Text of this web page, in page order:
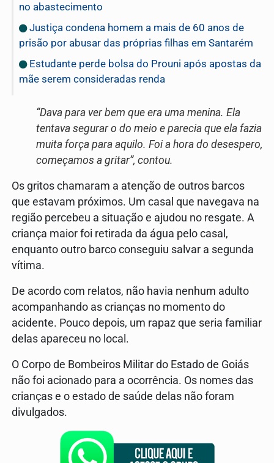
no abastecimento
Justiça condena homem a mais de 60 anos de
prisão por abusar das próprias filhas em Santarém
Estudante perde bolsa do Prouni após apostas da
mãe serem consideradas renda
“Dava para ver bem que era uma menina. Ela
tentava segurar o do meio e parecia que ela fazia
muita força para aquilo. Foi a hora do desespero,
começamos a gritar”, contou.
Os gritos chamaram a atenção de outros barcos
que estavam próximos. Um casal que navegava na
região percebeu a situação e ajudou no resgate. A
criança maior foi retirada da água pelo casal,
enquanto outro barco conseguiu salvar a segunda
vítima.
De acordo com relatos, não havia nenhum adulto
acompanhando as crianças no momento do
acidente. Pouco depois, um rapaz que seria familiar
delas apareceu no local.
O Corpo de Bombeiros Militar do Estado de Goiás
não foi acionado para a ocorrência. Os nomes das
crianças e o estado de saúde delas não foram
divulgados.